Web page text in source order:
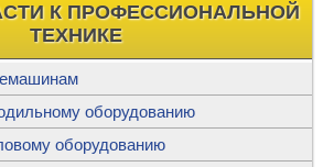
К ПРОФЕССИОНАЛЬНОЙ
ТЕХНИКЕ
оборудованию
оборудованию